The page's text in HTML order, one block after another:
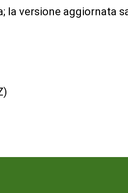
la versione aggiornata